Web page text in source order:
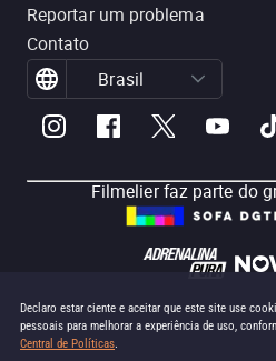
Declaro estar ciente e aceitar que este site use
pessoais para melhorar a experiência de uso,
Central de Políticas.
Reportar um problema
Contato
Brasil
Filmelier faz parte do